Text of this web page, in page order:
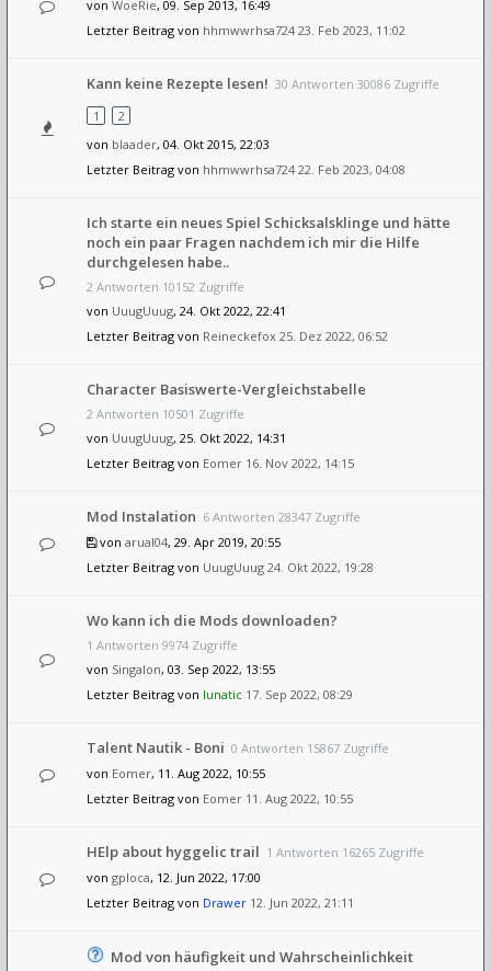
von WoeRie, 09. Sep 2013, 16:49
Letzter Beitrag von hhmwwrhsa724 23. Feb 2023, 11:02
Kann keine Rezepte lesen! 30 Antworten 30086 Zugriffe
1
2
von blaader, 04. Okt 2015, 22:03
Letzter Beitrag von hhmwwrhsa724 22. Feb 2023, 04:08
Ich starte ein neues Spiel Schicksalsklinge und hätte
noch ein paar Fragen nachdem ich mir die Hilfe
durchgelesen habe..
2 Antworten 10152 Zugriffe
von UuugUuug, 24. Okt 2022, 22:41
Letzter Beitrag von Reineckefox 25. Dez 2022, 06:52
Character Basiswerte-Vergleichstabelle
2 Antworten 10501 Zugriffe
von UuugUuug, 25. Okt 2022, 14:31
Letzter Beitrag von Eomer 16. Nov 2022, 14:15
Mod Instalation 6 Antworten 28347 Zugriffe
von arual04, 29. Apr 2019, 20:55
Letzter Beitrag von UuugUuug 24. Okt 2022, 19:28
Wo kann ich die Mods downloaden?
1 Antworten 9974 Zugriffe
von Singalon, 03. Sep 2022, 13:55
Letzter Beitrag von lunatic 17. Sep 2022, 08:29
Talent Nautik - Boni 0 Antworten 15867 Zugriffe
von Eomer, 11. Aug 2022, 10:55
Letzter Beitrag von Eomer 11. Aug 2022, 10:55
HElp about hyggelic trail 1 Antworten 16265 Zugriffe
von gploca, 12. Jun 2022, 17:00
Letzter Beitrag von Drawer 12. Jun 2022, 21:11
Mod von häufigkeit und Wahrscheinlichkeit